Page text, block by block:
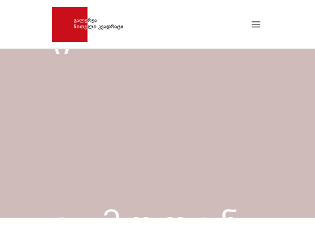
Ი –
ᲒᲐᲛᲝᲤᲔᲜ